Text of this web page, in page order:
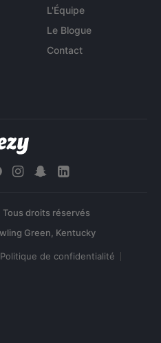
L'Équipe
Le Blogue
Contact
droits réservés
Politique de confidentialité